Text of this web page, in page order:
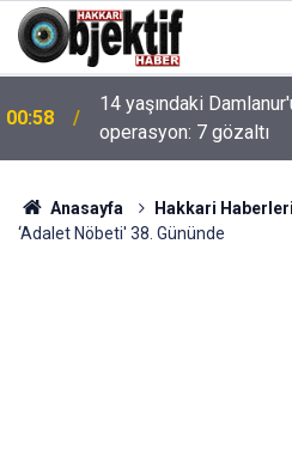
00:58
14 yaşındaki
operasyon: 7 gözaltı
Anasayfa Hakkari Haberleri
‘Adalet Nöbeti' 38. Gününde